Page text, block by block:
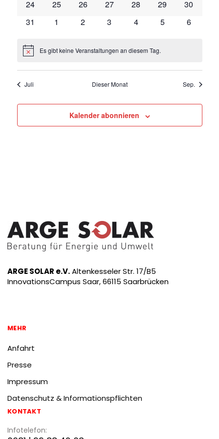
0
24
0
25
0
26
0
27
0
28
0
29
0
30
0
31
0
1
0
2
0
3
0
4
0
5
0
6
HinweisEs gibt keine Veranstaltungen an diesem Tag.
Juli Dieser Monat Sep.
Kalender abonnieren
ARGE SOLAR e.V.Altenkesseler Str. 17/B5
InnovationsCampus Saar, 66115 Saarbrücken
MEHR
Anfahrt
Presse
Impressum
Datenschutz & Informationspflichten
KONTAKT
Infotelefon: